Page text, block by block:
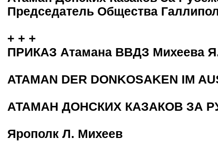
Председатель Общества
+ + +
ПРИКАЗ Атамана ВВДЗ Михеева
ATAMAN DER DONKOSAKEN IM
АТАМАН ДОНСКИХ КАЗАКОВ ЗА
Ярополк Л. Михеев